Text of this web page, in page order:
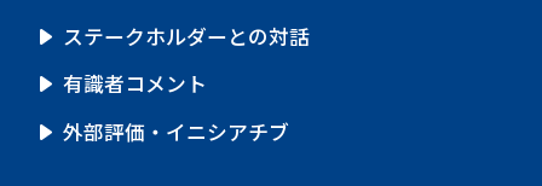
ステークホルダーとの対話
有識者コメント
外部評価・イニシアチブ